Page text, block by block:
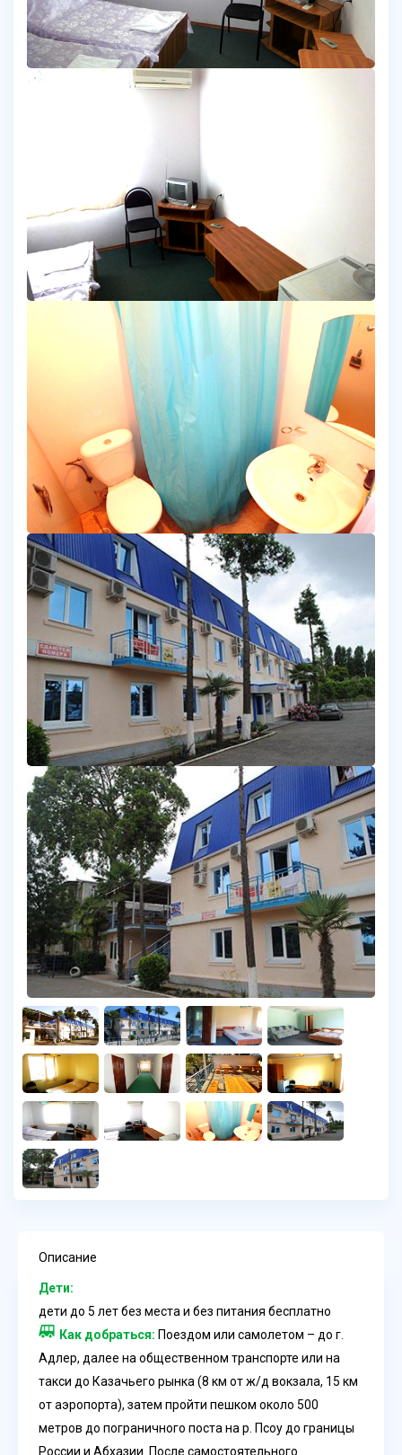
Описание
Дети:
дети до 5 лет без места и без питания бесплатно
Как добраться: Поездом или самолетом – до г.
Адлер, далее на общественном транспорте или на
такси до Казачьего рынка (8 км от ж/д вокзала, 15 км
от аэропорта), затем пройти пешком около 500
метров до пограничного поста на р. Псоу до границы
России и Абхазии. После самостоятельного